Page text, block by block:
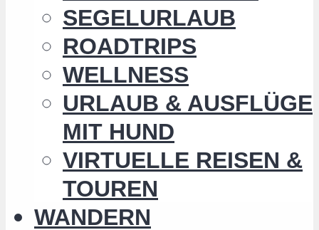
SEGELURLAUB
ROADTRIPS
WELLNESS
URLAUB & AUSFLÜGE
MIT HUND
VIRTUELLE REISEN &
TOUREN
WANDERN